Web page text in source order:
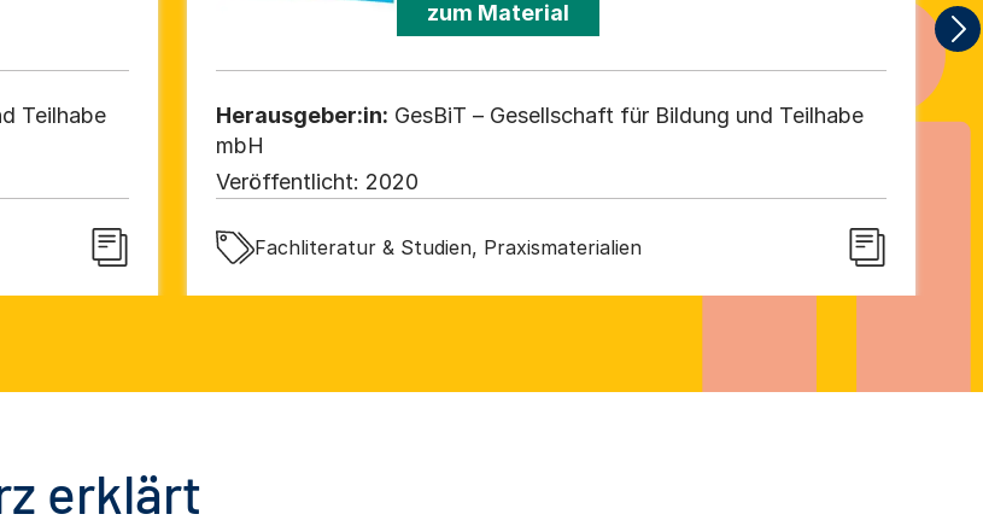
Teilhabe
zum Material
Herausgeber:in: GesBiT – Gesellschaft für Bildung und Teilhabe
mbH
Veröffentlicht: 2020
Fachliteratur & Studien, Praxismaterialien
erklärt